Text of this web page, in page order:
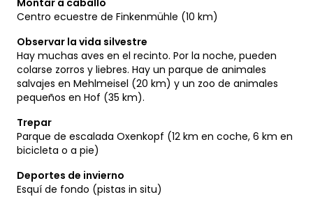
Centro ecuestre de Finkenmühle (10 km)
Observar la vida silvestre
Hay muchas aves en el recinto. Por la noche, pueden
colarse zorros y liebres. Hay un parque de animales
salvajes en Mehlmeisel (20 km) y un zoo de animales
pequeños en Hof (35 km).
Trepar
Parque de escalada Oxenkopf (12 km en coche, 6 km en
bicicleta o a pie)
Deportes de invierno
Esquí de fondo (pistas in situ)